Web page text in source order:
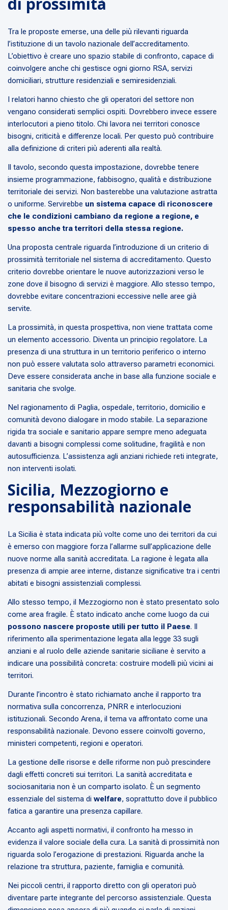
Tra le proposte emerse, una delle più rilevanti riguarda
l’istituzione di un tavolo nazionale dell’accreditamento.
L’obiettivo è creare uno spazio stabile di confronto, capace di
coinvolgere anche chi gestisce ogni giorno RSA, servizi
domiciliari, strutture residenziali e semiresidenziali.
I relatori hanno chiesto che gli operatori del settore non
vengano considerati semplici ospiti. Dovrebbero invece essere
interlocutori a pieno titolo. Chi lavora nei territori conosce
bisogni, criticità e differenze locali. Per questo può contribuire
alla definizione di criteri più aderenti alla realtà.
Il tavolo, secondo questa impostazione, dovrebbe tenere
insieme programmazione, fabbisogno, qualità e distribuzione
territoriale dei servizi. Non basterebbe una valutazione astratta
o uniforme. Servirebbe un sistema capace di riconoscere
che le condizioni cambiano da regione a regione, e
spesso anche tra territori della stessa regione.
Una proposta centrale riguarda l’introduzione di un criterio di
prossimità territoriale nel sistema di accreditamento. Questo
criterio dovrebbe orientare le nuove autorizzazioni verso le
zone dove il bisogno di servizi è maggiore. Allo stesso tempo,
dovrebbe evitare concentrazioni eccessive nelle aree già
servite.
La prossimità, in questa prospettiva, non viene trattata come
un elemento accessorio. Diventa un principio regolatore. La
presenza di una struttura in un territorio periferico o interno
non può essere valutata solo attraverso parametri economici.
Deve essere considerata anche in base alla funzione sociale e
sanitaria che svolge.
Nel ragionamento di Paglia, ospedale, territorio, domicilio e
comunità devono dialogare in modo stabile. La separazione
rigida tra sociale e sanitario appare sempre meno adeguata
davanti a bisogni complessi come solitudine, fragilità e non
autosufficienza. L’assistenza agli anziani richiede reti integrate,
non interventi isolati.
Sicilia, Mezzogiorno e
responsabilità nazionale
La Sicilia è stata indicata più volte come uno dei territori da cui
è emerso con maggiore forza l’allarme sull’applicazione delle
nuove norme alla sanità accreditata. La ragione è legata alla
presenza di ampie aree interne, distanze significative tra i centri
abitati e bisogni assistenziali complessi.
Allo stesso tempo, il Mezzogiorno non è stato presentato solo
come area fragile. È stato indicato anche come luogo da cui
possono nascere proposte utili per tutto il Paese. Il
riferimento alla sperimentazione legata alla legge 33 sugli
anziani e al ruolo delle aziende sanitarie siciliane è servito a
indicare una possibilità concreta: costruire modelli più vicini ai
territori.
Durante l’incontro è stato richiamato anche il rapporto tra
normativa sulla concorrenza, PNRR e interlocuzioni
istituzionali. Secondo Arena, il tema va affrontato come una
responsabilità nazionale. Devono essere coinvolti governo,
ministeri competenti, regioni e operatori.
La gestione delle risorse e delle riforme non può prescindere
dagli effetti concreti sui territori. La sanità accreditata e
sociosanitaria non è un comparto isolato. È un segmento
essenziale del sistema di welfare, soprattutto dove il pubblico
fatica a garantire una presenza capillare.
Accanto agli aspetti normativi, il confronto ha messo in
evidenza il valore sociale della cura. La sanità di prossimità non
riguarda solo l’erogazione di prestazioni. Riguarda anche la
relazione tra struttura, paziente, famiglia e comunità.
Nei piccoli centri, il rapporto diretto con gli operatori può
diventare parte integrante del percorso assistenziale. Questa